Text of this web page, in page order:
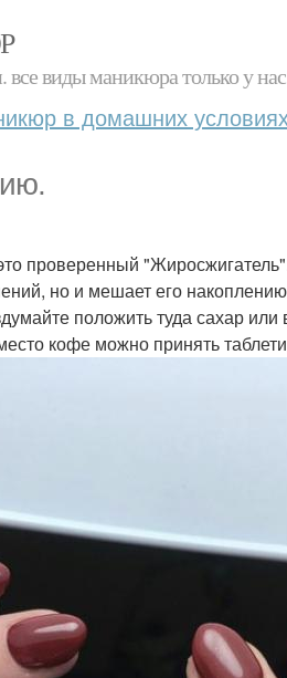
виды маникюра только у нас
в домашних
проверенный
но и мешает его
положить туда сахар
кофе можно принять